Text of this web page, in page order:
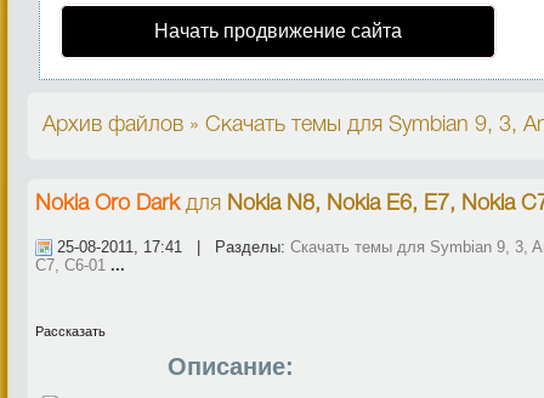
Начать продвижение сайта
Архив файлов » Скачать темы для Symbian 9, 3,
Nokia Oro Darkдля Nokia N8, Nokia E6, E7, Nokia
25-08-2011, 17:41 | Разделы: Скачать темы для Symbian 9, 3,
C7, C6-01 ...
Рассказать
Описание: